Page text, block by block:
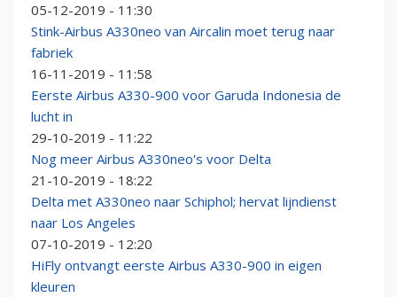
05-12-2019 - 11:30
Stink-Airbus A330neo van Aircalin moet terug naar
fabriek
16-11-2019 - 11:58
Eerste Airbus A330-900 voor Garuda Indonesia de
lucht in
29-10-2019 - 11:22
Nog meer Airbus A330neo's voor Delta
21-10-2019 - 18:22
Delta met A330neo naar Schiphol; hervat lijndienst
naar Los Angeles
07-10-2019 - 12:20
HiFly ontvangt eerste Airbus A330-900 in eigen
kleuren